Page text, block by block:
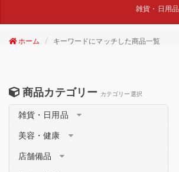
雑貨・日用品
ホーム キーワードにマッチした商品一覧
商品カテゴリー カテゴリー選択
雑貨・日用品
美容・健康
店舗備品